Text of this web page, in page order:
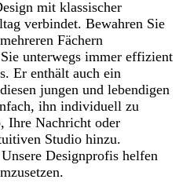
mit klassischer
verbindet. Bewahren Sie
Fächern
unterwegs immer effizient
Er enthält auch ein
jungen und lebendigen
ihn individuell zu
Ihre Nachricht oder
Studio hinzu.
Designprofis helfen